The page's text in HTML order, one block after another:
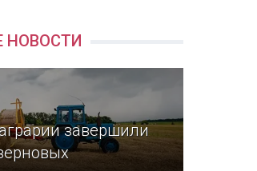
НОВОСТИ
завершили